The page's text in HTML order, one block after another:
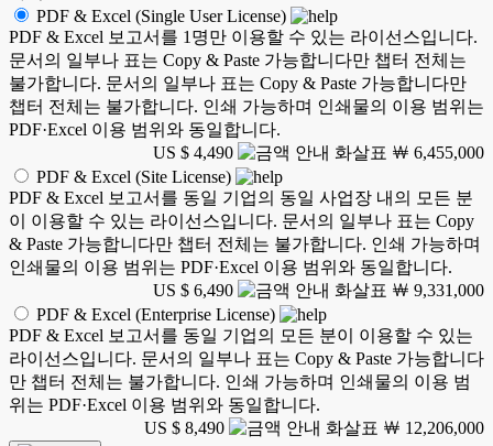
PDF & Excel (Single User License)
PDF & Excel 보고서를 1명만 이용할 수 있는 라이선스입니다.
문서의 일부나 표는 Copy & Paste 가능합니다만 챕터 전체는
불가합니다. 문서의 일부나 표는 Copy & Paste 가능합니다만
챕터 전체는 불가합니다. 인쇄 가능하며 인쇄물의 이용 범위는
PDF·Excel 이용 범위와 동일합니다.
US $ 4,490
￦ 6,455,000
PDF & Excel (Site License)
PDF & Excel 보고서를 동일 기업의 동일 사업장 내의 모든 분
이 이용할 수 있는 라이선스입니다. 문서의 일부나 표는 Copy
& Paste 가능합니다만 챕터 전체는 불가합니다. 인쇄 가능하며
인쇄물의 이용 범위는 PDF·Excel 이용 범위와 동일합니다.
US $ 6,490
￦ 9,331,000
PDF & Excel (Enterprise License)
PDF & Excel 보고서를 동일 기업의 모든 분이 이용할 수 있는
라이선스입니다. 문서의 일부나 표는 Copy & Paste 가능합니다
만 챕터 전체는 불가합니다. 인쇄 가능하며 인쇄물의 이용 범
위는 PDF·Excel 이용 범위와 동일합니다.
US $ 8,490
￦ 12,206,000